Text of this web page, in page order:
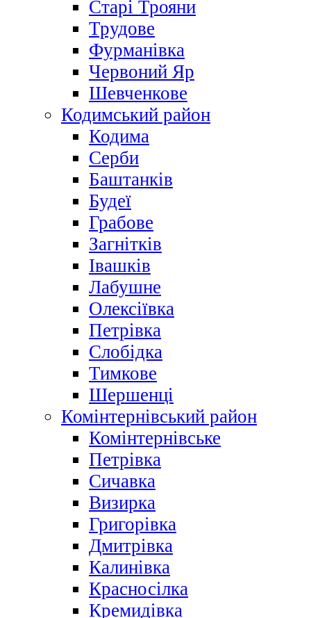
Старі Трояни
Трудове
Фурманівка
Червоний Яр
Шевченкове
Кодимський район
Кодима
Серби
Баштанків
Будеї
Грабове
Загнітків
Івашків
Лабушне
Олексіївка
Петрівка
Слобідка
Тимкове
Шершенці
Комінтернівський район
Комінтернівське
Петрівка
Сичавка
Визирка
Григорівка
Дмитрівка
Калинівка
Красносілка
Кремидівка